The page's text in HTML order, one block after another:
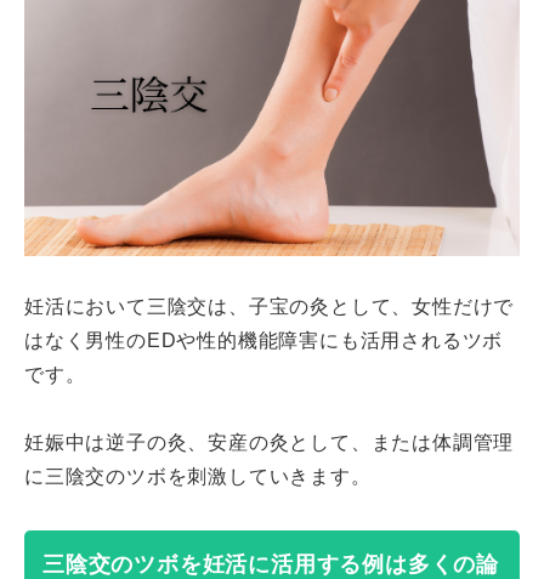
妊活において 三陰交は
、子宝の灸として、女性だけで
はなく男性のEDや性的機能障害にも活用されるツボ
です。
妊娠中は逆子の灸、安産の灸として、または体調管理
に三陰交のツボを刺激していきます。
三陰交のツボを妊活に活用する例は多くの論